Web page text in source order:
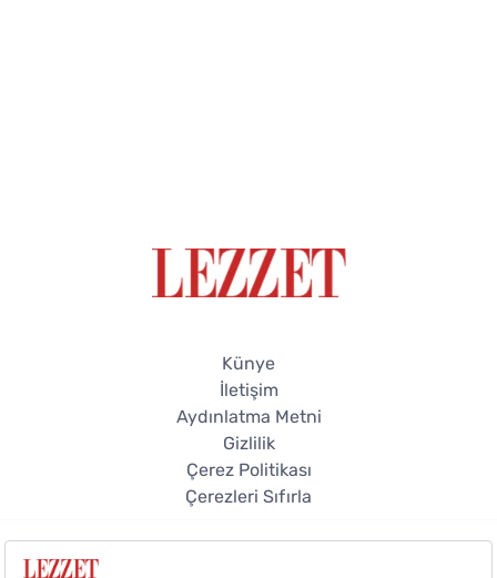
Künye
İletişim
Aydınlatma Metni
Gizlilik
Çerez Politikası
Çerezleri Sıfırla